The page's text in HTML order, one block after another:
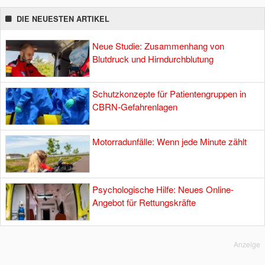
DIE NEUESTEN ARTIKEL
Neue Studie: Zusammenhang von
Blutdruck und Hirndurchblutung
Schutzkonzepte für Patientengruppen in
CBRN-Gefahrenlagen
Motorradunfälle: Wenn jede Minute zählt
Psychologische Hilfe: Neues Online-
Angebot für Rettungskräfte
Anzeige